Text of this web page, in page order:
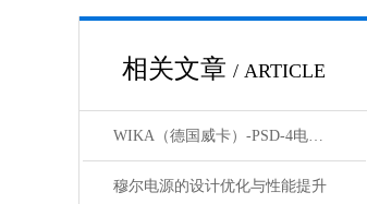
相关文章 / ARTICLE
WIKA（德国威卡）-PSD-4电子压力开关
穆尔电源的设计优化与性能提升